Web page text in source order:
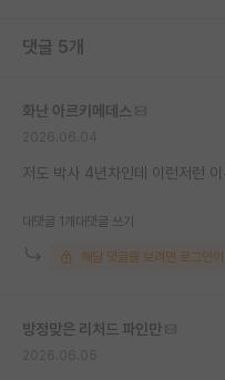
댓글 5개
화난 아르키메데스
저도 박사 4년차인데 이런저런
대댓글 1개 대댓글 쓰기
해당 댓글을 보려면 로그인
방정맞은 리처드 파인만